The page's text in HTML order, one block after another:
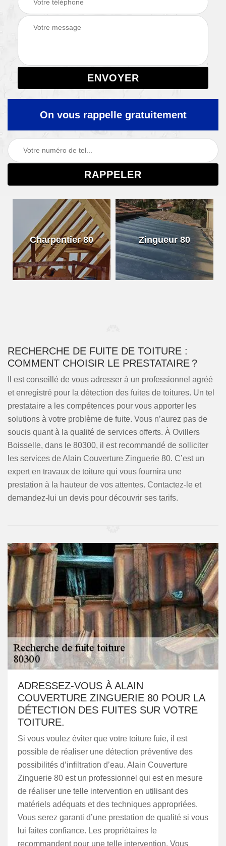
On vous rappelle gratuitement
Charpentier 80 Zingueur 80
RECHERCHE DE FUITE DE TOITURE :
COMMENT CHOISIR LE PRESTATAIRE ?
Il est conseillé de vous adresser à un professionnel agréé
et enregistré pour la détection des fuites de toitures. Un tel
prestataire a les compétences pour vous apporter les
solutions à votre problème de fuite. Vous n’aurez pas de
soucis quant à la qualité de services offerts. À Ovillers
Boisselle, dans le 80300, il est recommandé de solliciter
les services de Alain Couverture Zinguerie 80. C’est un
expert en travaux de toiture qui vous fournira une
prestation à la hauteur de vos attentes. Contactez-le et
demandez-lui un devis pour découvrir ses tarifs.
ADRESSEZ-VOUS À ALAIN
COUVERTURE ZINGUERIE 80 POUR LA
DÉTECTION DES FUITES SUR VOTRE
TOITURE.
Si vous voulez éviter que votre toiture fuie, il est
possible de réaliser une détection préventive des
possibilités d’infiltration d’eau. Alain Couverture
Zinguerie 80 est un professionnel qui est en mesure
de réaliser une telle intervention en utilisant des
matériels adéquats et des techniques appropriées.
Vous serez garanti d’une prestation de qualité si vous
lui faites confiance. Les propriétaires le
recommandent pour une telle intervention. Vous